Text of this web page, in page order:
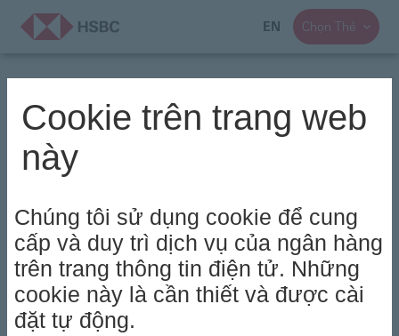
EN Chọn Thẻ 
Cookie trên trang web
này
Chúng tôi sử dụng cookie để cung
cấp và duy trì dịch vụ của ngân hàng
trên trang thông tin điện tử. Những
cookie này là cần thiết và được cài
đặt tự động.